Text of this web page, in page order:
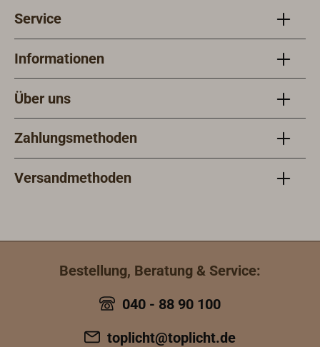
Service
Informationen
Über uns
Zahlungsmethoden
Versandmethoden
Bestellung, Beratung & Service:
040 - 88 90 100
toplicht@toplicht.de